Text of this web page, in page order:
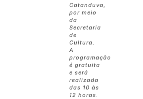
Catanduva,
por meio
da
Secretaria
de
Cultura.
A
programação
é gratuita
e será
realizada
das 10 às
12 horas.